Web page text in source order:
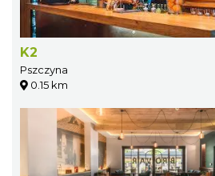
K2
Pszczyna
0.15 km